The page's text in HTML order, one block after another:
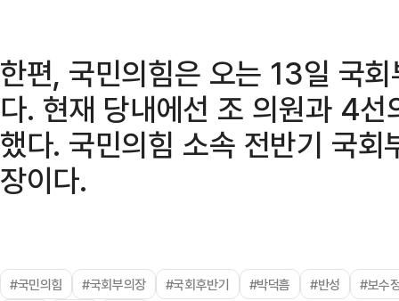
한편, 국민의힘은 오는 13일 국
다. 현재 당내에선 조 의원과 4
했다. 국민의힘 소속 전반기 국
장이다.
#국민의힘 #국회부의장 #국회후반기 #박덕흠 #반성
#보수